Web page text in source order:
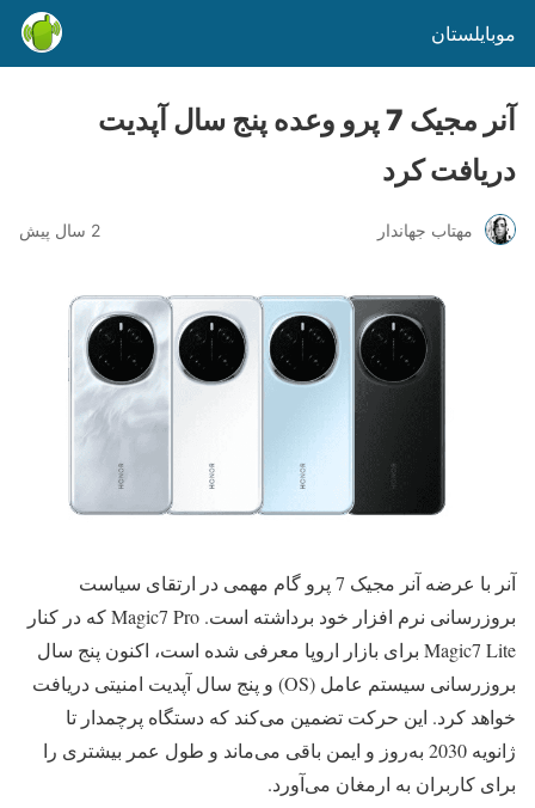
موبایلستان
آنر مجیک 7 پرو وعده پنج سال آپدیت
دریافت کرد
مهتاب جهاندار 2 سال پیش
آنر با عرضه آنر مجیک 7 پرو گام مهمی در ارتقای سیاست
بروزرسانی نرم افزار خود برداشته است. Magic7 Pro که در کنار
Magic7 Lite برای بازار اروپا معرفی شده است، اکنون پنج سال
بروزرسانی سیستم عامل (OS) و پنج سال آپدیت امنیتی دریافت
خواهد کرد. این حرکت تضمین می‌کند که دستگاه پرچمدار تا
ژانویه 2030 به‌روز و ایمن باقی می‌ماند و طول عمر بیشتری را
برای کاربران به ارمغان می‌آورد.